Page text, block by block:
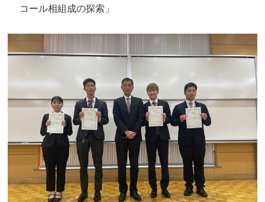
コール相組成の探索」